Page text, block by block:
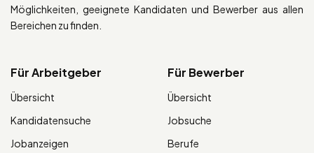
Möglichkeiten, geeignete Kandidaten und Bewerber aus allen
Bereichen zu finden.
Für Arbeitgeber
Übersicht
Kandidatensuche
Jobanzeigen
Für Bewerber
Übersicht
Jobsuche
Berufe